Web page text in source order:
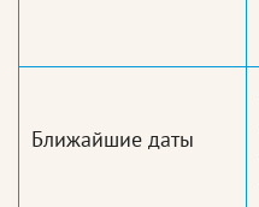
Ближайшие даты